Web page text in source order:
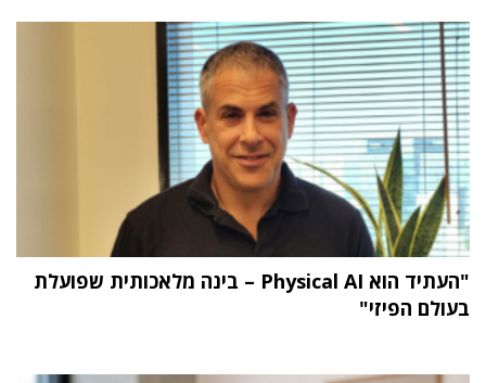
"העתיד הוא Physical AI – בינה מלאכותית שפועלת
בעולם הפיזי"